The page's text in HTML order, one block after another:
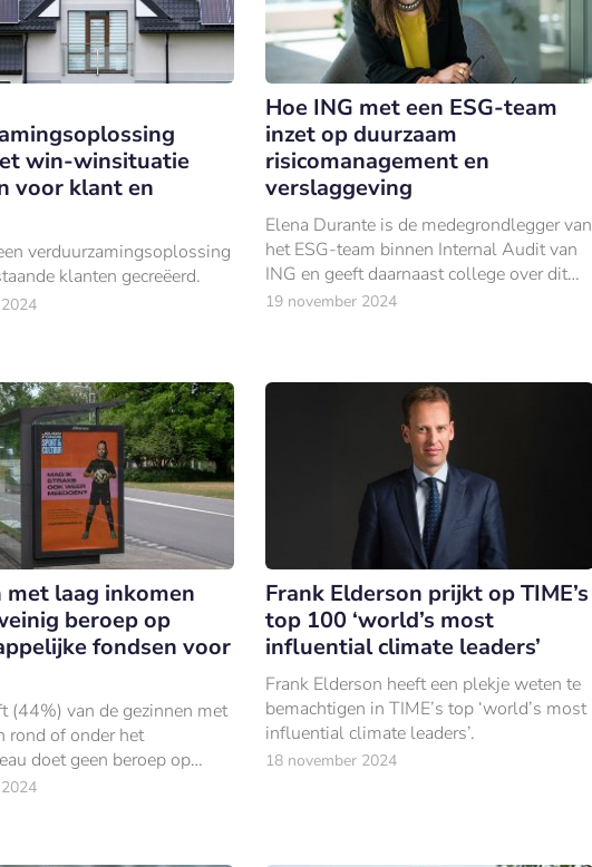
win-winsituatie
voor klant en
verduurzamingsoplossing
klanten gecreëerd.
Hoe ING met een ESG-team
inzet op duurzaam
risicomanagement en
verslaggeving
Elena Durante is de medegrondlegger van
het ESG-team binnen Internal Audit van
ING en geeft daarnaast college over dit
onderwerp aan de Universiteit van
19 november 2024
met laag inkomen
beroep op
fondsen voor
(44%) van de gezinnen met
rond of onder het
doet geen beroep op
fondsen om hen te
Frank Elderson prijkt op TIME’s
top 100 ‘world’s most
influential climate leaders’
Frank Elderson heeft een plekje weten te
bemachtigen in TIME’s top ‘world’s most
influential climate leaders’.
18 november 2024